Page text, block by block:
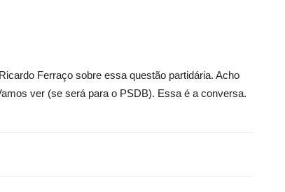
Ferraço sobre essa questão partidária. Acho
ver (se será para o PSDB). Essa é a conversa.